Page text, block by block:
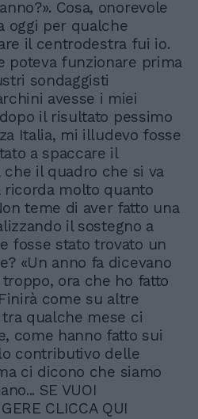
Cosa, onorevole
oggi per qualche
il centrodestra fui io.
poteva funzionare prima
sondaggisti
avesse i miei
il risultato pessimo
Italia, mi illudevo fosse
a spaccare il
che il quadro che si va
molto quanto
teme di aver fatto una
il sostegno a
fosse stato trovato un
«Un anno fa dicevano
ora che ho fatto
come su altre
qualche mese ci
come hanno fatto sui
contributivo delle
ci dicono che siamo
SE VUOI
CLICCA QUI